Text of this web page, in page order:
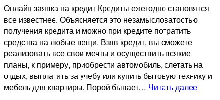
Онлайн заявка на кредит Кредиты ежегодно становятся
все известнее. Объясняется это незамысловатостью
получения кредита и можно при кредите потратить
средства на любые вещи. Взяв кредит, вы сможете
реализовать все свои мечты и осуществить всякие
планы, к примеру, приобрести автомобиль, слетать на
отдых, выплатить за учебу или купить бытовую технику и
мебель для квартиры. Порой бывает… Читать далее